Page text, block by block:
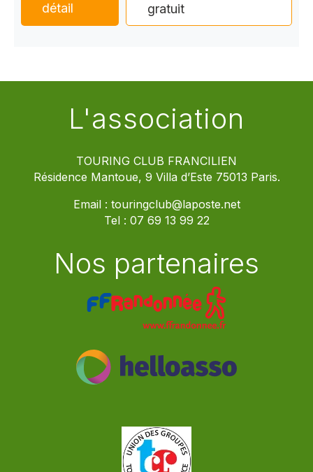
détail
gratuit
L'association
TOURING CLUB FRANCILIEN
Résidence Mantoue, 9 Villa d’Este 75013 Paris.
Email : touringclub@laposte.net
Tel : 07 69 13 99 22
Nos partenaires